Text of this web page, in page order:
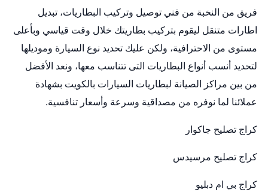
فريق من النخبة من فني توصيل وتركيب البطاريات، تبديل
اطارات متنقل ليقوم بتركيب بطاريتك خلال وقت قياسي وبأعلى
مستوى من الاحترافية، ولكن عليك تحديد نوع السيارة وموديلها
لتحديد أنسب أنواع البطاريات التى تتناسب معها، ونعد الأفضل
من بين مراكز الصيانة لبطاريات السيارات بالكويت بشهادة
عملائنا لما نوفره من مصداقية وسرعة وأسعار تنافسية.
كراج تصليح جاكوار
كراج تصليح مرسيدس
كراج بي ام دبليو